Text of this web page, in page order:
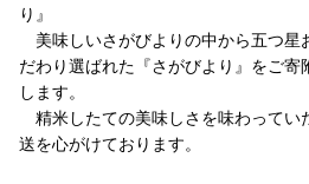
り』
美味しいさがびよりの中から五つ星
だわり選ばれた『さがびより』をご寄
します。
精米したての美味しさを味わってい
送を心がけております。